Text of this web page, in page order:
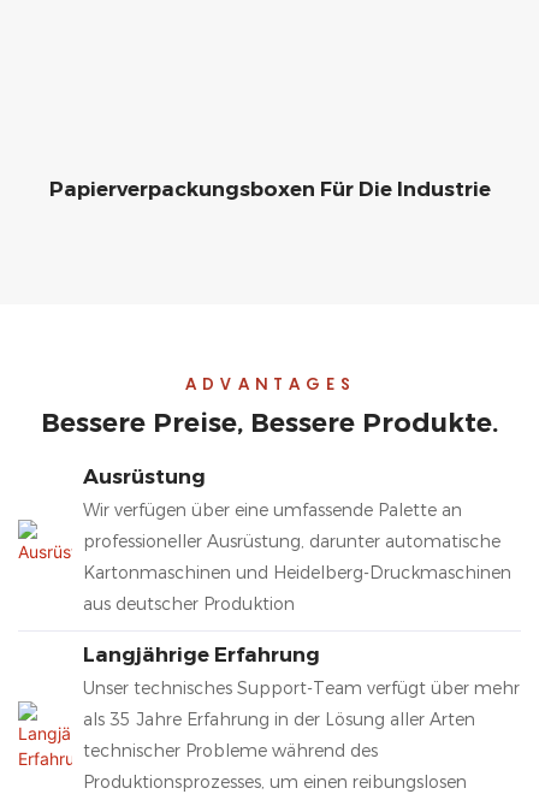
Papierverpackungsboxen Für Die Industrie
ADVANTAGES
Bessere Preise, Bessere Produkte.
Ausrüstung
Wir verfügen über eine umfassende Palette an
professioneller Ausrüstung, darunter automatische
Kartonmaschinen und Heidelberg-Druckmaschinen
aus deutscher Produktion
Langjährige Erfahrung
Unser technisches Support-Team verfügt über mehr
als 35 Jahre Erfahrung in der Lösung aller Arten
technischer Probleme während des
Produktionsprozesses, um einen reibungslosen